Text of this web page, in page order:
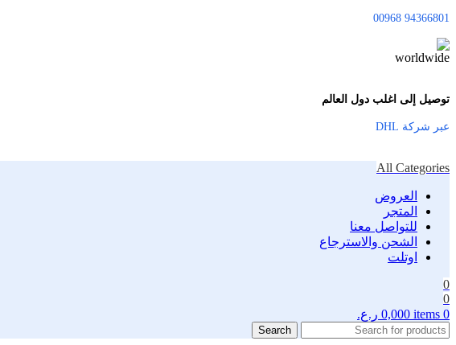
94366801 00968
توصيل إلى اغلب دول العالم
عبر شركة DHL
All Categories
العروض
المتجر
للتواصل معنا
الشحن والاسترجاع
اوتلت
0
0
0
items
0,000 ر.ع.
Search